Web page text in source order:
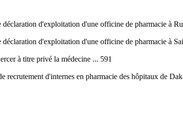
d'exploitation d'une officine de pharmacie à
d'exploitation d'une officine de pharmacie à
à titre privé la médecine ... 591
d'internes en pharmacie des hôpitaux de